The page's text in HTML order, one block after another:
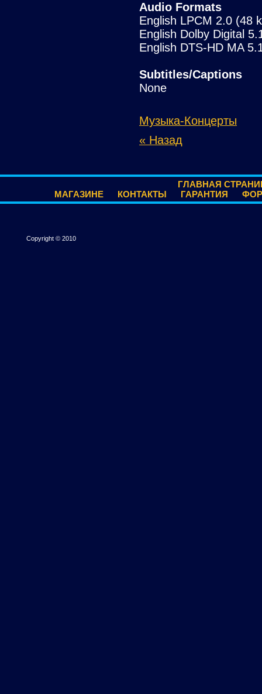
Audio Formats
English LPCM 2.0 (48
English Dolby Digital
English DTS-HD MA
Subtitles/Captions
None
Музыка-Концерты
« Назад
ГЛАВНАЯ
МАГАЗИНЕ
КОНТАКТЫ ГАРАНТИЯ
Copyright © 2010